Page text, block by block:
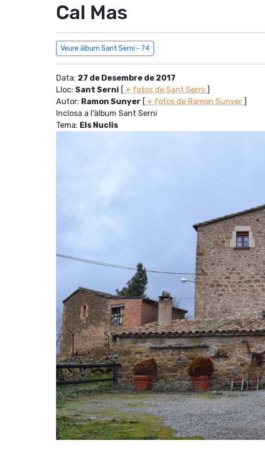
Cal Mas
Veure àlbum Sant Serni - 74
Data: 27 de Desembre de 2017
Lloc: Sant Serni [ + fotos de Sant Serni ]
Autor: Ramon Sunyer [ + fotos de Ramon Sunyer ]
Inclosa a l'àlbum Sant Serni
Tema: Els Nuclis